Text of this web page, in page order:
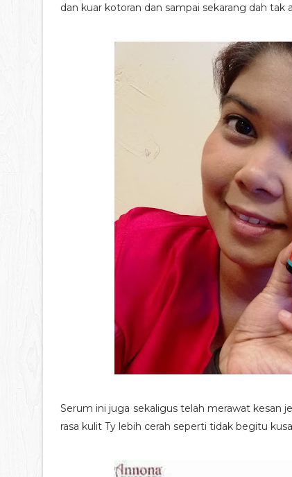
dan kuar kotoran dan sampai sekarang dah tak
Serum ini juga sekaligus telah merawat kesan
rasa kulit Ty lebih cerah seperti tidak begitu